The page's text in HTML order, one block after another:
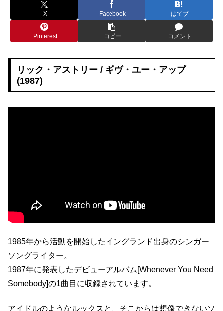
X Facebook はてブ
Pinterest コピー コメント
リック・アストリー / ギヴ・ユー・アップ
(1987)
1985年から活動を開始したイングランド出身のシンガー
ソングライター。
1987年に発表したデビューアルバム[Whenever You Need
Somebody]の1曲目に収録されています。
アイドルのようなルックスと、そこからは想像できないソ